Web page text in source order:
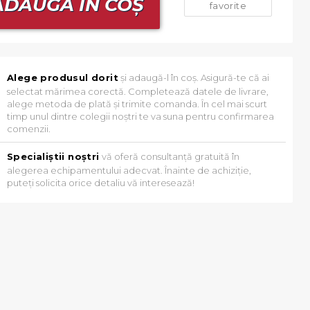
ÎN COȘ favorite
Alege produsul doritși adaugă-l în coș. Asigură-te că ai
selectat mărimea corectă. Completează datele de livrare,
alege metoda de plată și trimite comanda. În cel mai scurt
timp unul dintre colegii noștri te va suna pentru confirmarea
comenzii.
Specialiștii noștri vă oferă consultanță gratuită în
alegerea echipamentului adecvat. Înainte de achiziție,
puteți solicita orice detaliu vă interesează!